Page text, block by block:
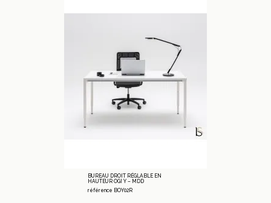
BUREAU DROIT RÉGLABLE EN
HAUTEUR OGI Y – MDD
référence BOY02R